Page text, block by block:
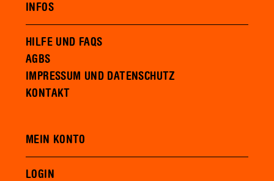
INFOS
HILFE UND FAQS
AGBS
IMPRESSUM UND DATENSCHUTZ
KONTAKT
MEIN KONTO
LOGIN